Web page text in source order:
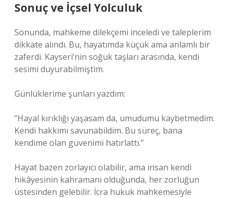
Sonuç ve İçsel Yolculuk
Sonunda, mahkeme dilekçemi inceledi ve taleplerim
dikkate alındı. Bu, hayatımda küçük ama anlamlı bir
zaferdi. Kayseri’nin soğuk taşları arasında, kendi
sesimi duyurabilmiştim.
Günlüklerime şunları yazdım:
“Hayal kırıklığı yaşasam da, umudumu kaybetmedim.
Kendi hakkımı savunabildim. Bu süreç, bana
kendime olan güvenimi hatırlattı.”
Hayat bazen zorlayıcı olabilir, ama insan kendi
hikâyesinin kahramanı olduğunda, her zorluğun
üstesinden gelebilir. İcra hukuk mahkemesiyle